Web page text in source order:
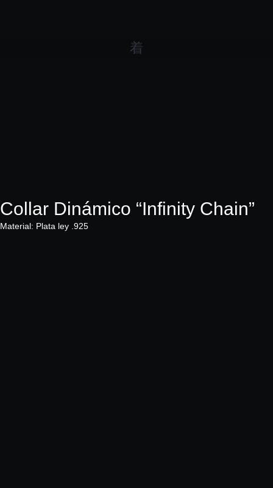
Collar Dinámico “Infinity Chain”
Material: Plata ley .925